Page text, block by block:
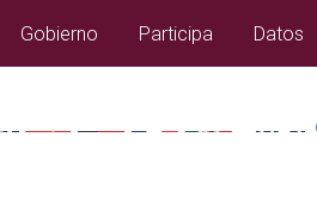
Gobierno
Participa Datos